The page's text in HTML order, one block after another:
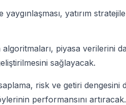
yatırım
piyasa verilerini
sağlayacak.
risk ve getiri dengesini
performansını artıracak.